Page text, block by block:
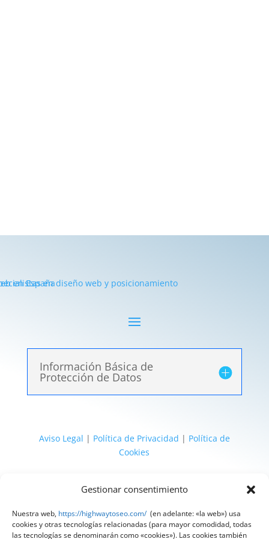
Gestionar consentimiento
Nuestra web, https://highwaytoseo.com/ (en adelante: «la web») usa
cookies y otras tecnologías relacionadas (para mayor comodidad, todas
las tecnologías se denominarán como «cookies»). Las cookies también
Información Básica de
Protección de Datos
Aviso Legal | Política de Privacidad | Política de
Cookies
@ 2025 Diseñado por HighWay To Seo | Textos
Compliance«Tu Compliance de confianza»